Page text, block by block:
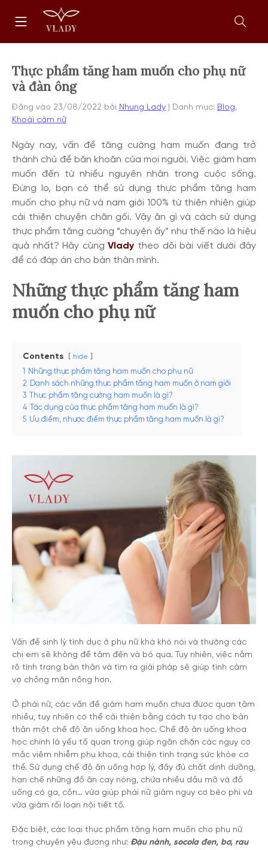
dung
Trang
chủ
form
Thực phẩm tăng ham muốn cho phụ nữ
và đàn ông
Đăng vào 23/08/2022 bởi Nhung Lady Danh mục: Blog
Khoái cảm nữ
Ngày nay, vấn đề tăng cường ham muốn đang trở
thành chủ đề băn khoăn của mọi người.Việc giảm ham
muốn đến từ nhiều nguyên nhân trong cuộc sống.
Đừng lo, bạn có thể sử dụng thực phẩm tăng ham
muốn cho phụ nữ và nam giới 100% từ thiên nhiên giúp
cải thiện chuyện chăn gối. Vậy ăn gì và cách sử dụng
thực phẩm tăng cường “chuyện ấy” như thế nào là hiệu
quả nhất? Hãy cùngVlady theo dõi bài viết dưới đây
để có đáp án cho bản thân mình.
Những thực phẩm tăng ham
muốn cho phụ nữ
Contents hide
1
Những thực phẩm tăng ham muốn cho phụ nữ
2
Danh sách những thực phẩm tăng ham muốn ở nam giới
3
Thực phẩm tăng cường ham muốn là gì?
4
Tác dụng của thực phẩm tăng ham muốn là gì?
5 Ưu điểm, nhược điểm thực phẩm tăng ham muốn là gì?
Vấn đề sinh lý tình dục ở phụ nữ khá khó nói và thường các
chị em sẽ không để tâm đến và bỏ qua. Tuy nhiên, việc nắm
rõ tình trạng bản thân và tìm ra giải pháp sẽ giúp tình cảm
vợ chồng mặn nồng hơn.
Ở phái nữ, các vấn đề giảm ham muốn chưa được quan tâm
nhiều, tuy nhiên có thể cải thiện bằng cách tự tạo cho bản
thân một chế độ ăn uống khoa học. Chế độ ăn uống khoa
học chính là yếu tố quan trọng giúp ngăn chặn các nguy cơ
mắc viêm nhiễm phụ khoa, cải thiện tình trạng sức khỏe cơ
thể. Sử dụng chế độ ăn uống hợp lý, đầy đủ chất dinh dưỡng,
hạn chế những đồ ăn cay nóng, chứa nhiều dầu mỡ và đồ
uống có ga, cồn… vừa giúp phái nữ giảm nguy cơ béo phì và
vừa giảm rối loạn nội tiết tố.
Đặc biệt, các loại thực phẩm tăng ham muốn cho phụ nữ
trong chuyện yêu đương như: Đậu nành, socola đen, bơ, rau